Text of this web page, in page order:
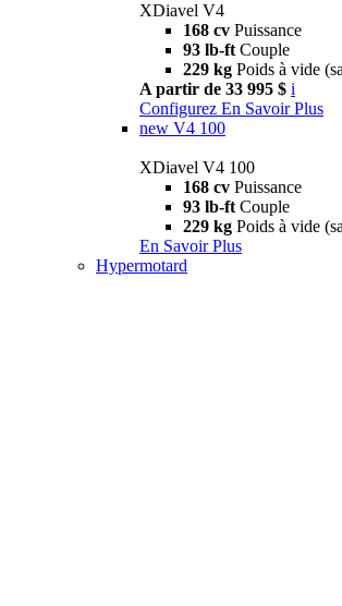
XDiavel V4
168 cv Puissance
93 lb-ft Couple
229 kg Poids à vide
A partir de 33 995 $ i
Configurez En Savoir Plus
new V4 100
XDiavel V4 100
168 cv Puissance
93 lb-ft Couple
229 kg Poids à vide
En Savoir Plus
Hypermotard